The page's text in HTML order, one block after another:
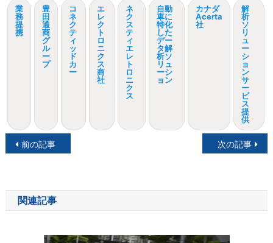
業
務
提
携
豊
田
通
商
グ
ル
ー
プ
コ
ネ
ク
テ
ィ
ッ
ド
カ
ー
エ
レ
ク
ト
ロ
ニ
ク
ス
商
社
ネ
ク
ス
テ
ィ
エ
レ
ト
ロ
ニ
ク
ス
自動
車に
特化
した
デー
タ解
析ソ
リュ
ーシ
ョン
カナダ
Acerta
社
解
析
ソ
リ
ュ
ー
シ
ョ
ン
サ
ー
ビ
ス
提
供
投
ナ
ビ
前の記事 次の記事
関連記事